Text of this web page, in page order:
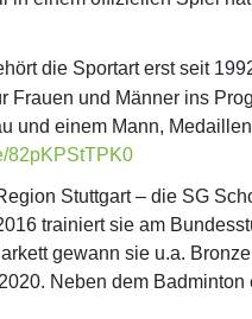
die Sportart erst seit
und Männer ins
und einem Mann,
82pKPStTPK0
Stuttgart – die SG
trainiert sie am
gewann sie u.a.
Neben dem